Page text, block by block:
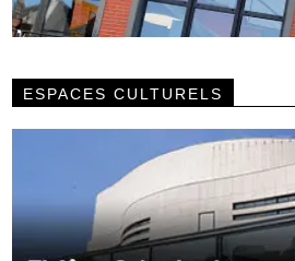
ESPACES CULTURELS